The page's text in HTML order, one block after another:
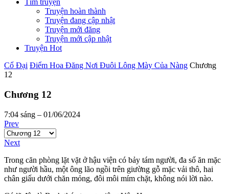
Tìm truyện
Truyện hoàn thành
Truyện đang cập nhật
Truyện mới đăng
Truyện mới cập nhật
Truyện Hot
Cổ Đại Điểm Hoa Đăng Nơi Đuôi Lông Mày Của Nàng Chương
12
Chương 12
7:04 sáng – 01/06/2024
Prev
Next
Trong căn phòng lặt vặt ở hậu viện có bảy tám người, đa số ăn mặc
như người hầu, một ông lão ngồi trên giường gỗ mặc vải thô, hai
chân giấu dưới chăn mỏng, đôi môi mím chặt, không nói lời nào.